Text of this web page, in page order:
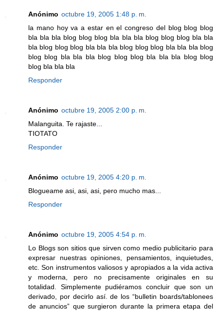
Anónimo octubre 19, 2005 1:48 p. m.
la mano hoy va a estar en el congreso del blog blog blog
bla bla bla blog blog blog bla bla bla blog blog blog bla bla
bla blog blog blog bla bla bla blog blog blog bla bla bla blog
blog blog bla bla bla blog blog blog bla bla bla blog blog
blog bla bla bla
Responder
Anónimo octubre 19, 2005 2:00 p. m.
Malanguita. Te rajaste...
TIOTATO
Responder
Anónimo octubre 19, 2005 4:20 p. m.
Blogueame asi, asi, asi, pero mucho mas...
Responder
Anónimo octubre 19, 2005 4:54 p. m.
Lo Blogs son sitios que sirven como medio publicitario para
expresar nuestras opiniones, pensamientos, inquietudes,
etc. Son instrumentos valiosos y apropiados a la vida activa
y moderna, pero no precisamente originales en su
totalidad. Simplemente pudiéramos concluir que son un
derivado, por decirlo así. de los “bulletin boards/tablonees
de anuncios” que surgieron durante la primera etapa del